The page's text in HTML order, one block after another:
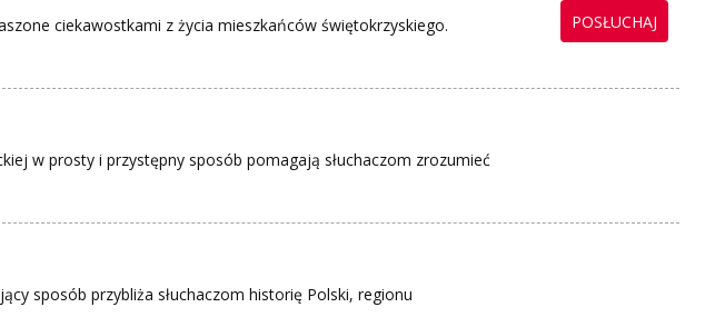
ciekawostkami z życia mieszkańców świętokrzyskiego.
POSŁUCHAJ
w prosty i przystępny sposób pomagają słuchaczom zrozumieć
sposób przybliża słuchaczom historię Polski, regionu